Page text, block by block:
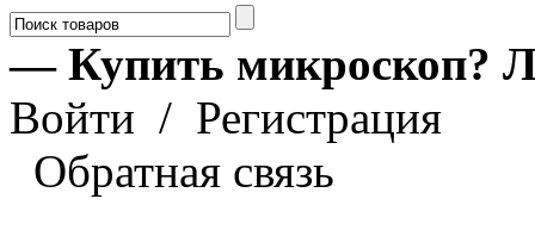
— Купить микроскоп?
Войти / Регистрация
Обратная связь